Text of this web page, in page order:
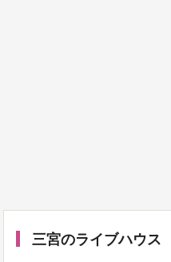
三宮のライブハウス